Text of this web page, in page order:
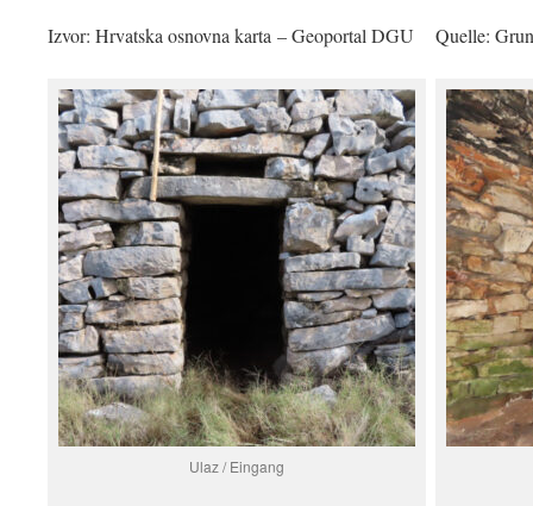
Izvor: Hrvatska osnovna karta – Geoportal DGU Quelle:
Ulaz / Eingang